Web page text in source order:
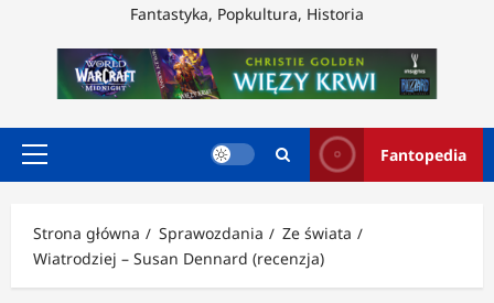
Fantastyka, Popkultura, Historia
Menu
Fantopedia
Strona główna Sprawozdania
Ze świata
Wiatrodziej – Susan Dennard (recenzja)